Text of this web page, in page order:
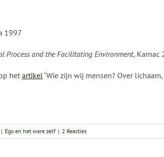
1997
Process and the Facilitating Environment, Karnac
het artikel‘Wie zijn wij mensen? Over
| Ego en het ware zelf | 2 Reacties